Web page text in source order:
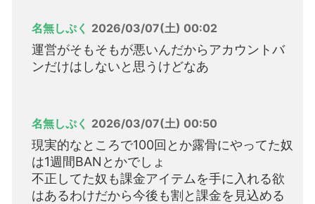
名無しぷく 2026/03/07(土) 00:02
運営がそもそもが悪いんだからアカウントバ
ンだけはしないと思うけどなあ
名無しぷく 2026/03/07(土) 00:50
現実的なところで100回とか露骨にやってた奴
は1週間BANとかでしょ
不正してた奴も課金アイテムを手に入れる欲
はあるわけだから今後も割と課金を見込める